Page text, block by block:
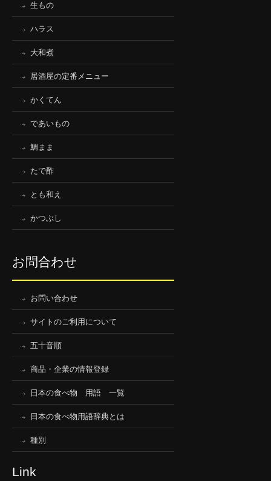
生もの
ハラス
大和煮
居酒屋の定番メニュー
かくてん
であいもの
鯛まま
たで酢
とも和え
かつぶし
お問合わせ
お問い合わせ
サイトのご利用について
五十音順
商品・企業の情報登録
日本の食べ物 用語 一覧
日本の食べ物用語辞典とは
種別
Link